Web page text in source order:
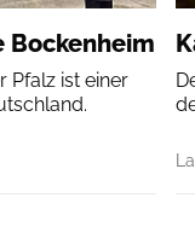
Bockenheim
Pfalz ist einer